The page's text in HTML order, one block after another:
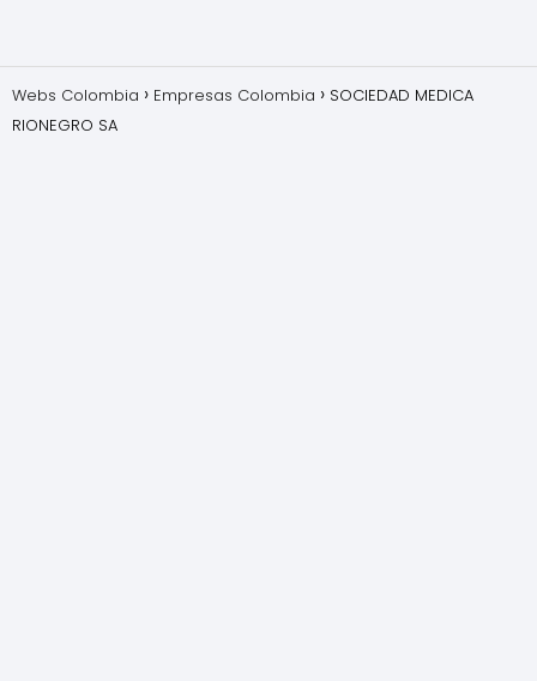
Webs Colombia Empresas Colombia
SOCIEDAD MEDICA
RIONEGRO SA